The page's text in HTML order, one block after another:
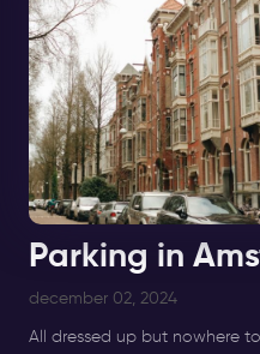
Parking in
december 02, 2024
All dressed up but nowhere